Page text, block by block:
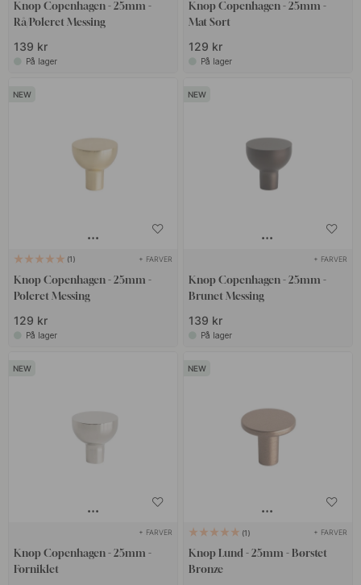
Knop Copenhagen - 25mm -
Rå/Poleret Messing
139 kr
På lager
Knop Copenhagen - 25mm -
Mat Sort
129 kr
På lager
1 + FARVER
Knop Copenhagen - 25mm -
Poleret Messing
129 kr
På lager
+ FARVER
Knop Copenhagen - 25mm -
Brunet Messing
139 kr
På lager
+ FARVER
Knop Copenhagen - 25mm -
Forniklet
1 + FARVER
Knop Lund - 25mm - Børstet
Bronze